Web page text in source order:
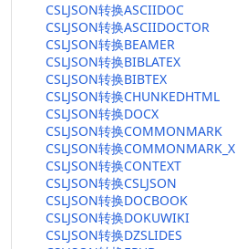
CSLJSON转换ASCIIDOC
CSLJSON转换ASCIIDOCTOR
CSLJSON转换BEAMER
CSLJSON转换BIBLATEX
CSLJSON转换BIBTEX
CSLJSON转换CHUNKEDHTML
CSLJSON转换DOCX
CSLJSON转换COMMONMARK
CSLJSON转换COMMONMARK_X
CSLJSON转换CONTEXT
CSLJSON转换CSLJSON
CSLJSON转换DOCBOOK
CSLJSON转换DOKUWIKI
CSLJSON转换DZSLIDES